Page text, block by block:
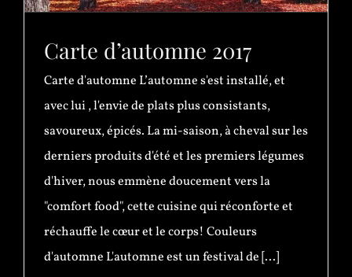
Carte d’automne 2017
Carte d'automne L’automne s'est installé, et
avec lui , l'envie de plats plus consistants,
savoureux, épicés. La mi-saison, à cheval sur les
derniers produits d'été et les premiers légumes
d'hiver, nous emmène doucement vers la
"comfort food", cette cuisine qui réconforte et
réchauffe le cœur et le corps! Couleurs
d'automne L'automne est un festival de [...]